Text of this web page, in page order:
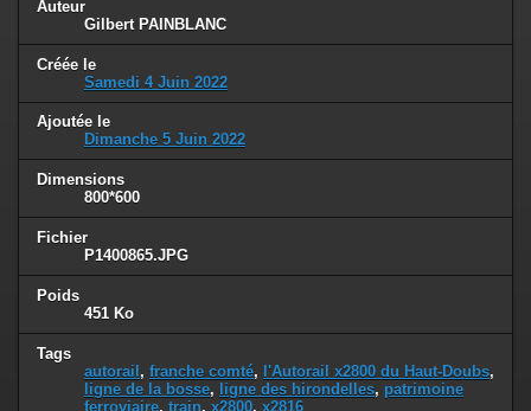
Auteur
Gilbert PAINBLANC
Créée le
Samedi 4 Juin 2022
Ajoutée le
Dimanche 5 Juin 2022
Dimensions
800*600
Fichier
P1400865.JPG
Poids
451 Ko
Tags
autorail , franche comté, l'Autorail x2800 du Haut-Doubs,
ligne de la bosse, ligne des hirondelles, patrimoine
ferroviaire, train, x2800, x2816